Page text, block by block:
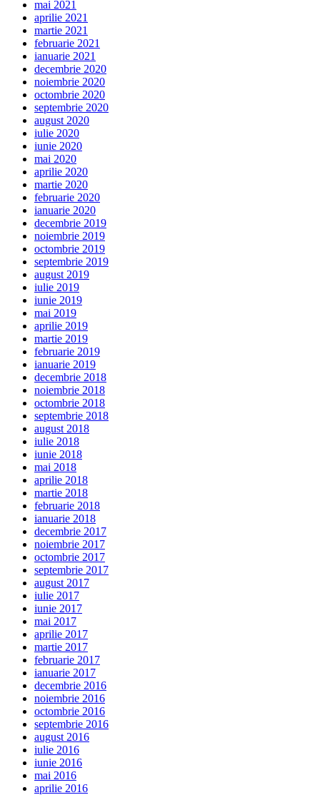
mai 2021
aprilie 2021
martie 2021
februarie 2021
ianuarie 2021
decembrie 2020
noiembrie 2020
octombrie 2020
septembrie 2020
august 2020
iulie 2020
iunie 2020
mai 2020
aprilie 2020
martie 2020
februarie 2020
ianuarie 2020
decembrie 2019
noiembrie 2019
octombrie 2019
septembrie 2019
august 2019
iulie 2019
iunie 2019
mai 2019
aprilie 2019
martie 2019
februarie 2019
ianuarie 2019
decembrie 2018
noiembrie 2018
octombrie 2018
septembrie 2018
august 2018
iulie 2018
iunie 2018
mai 2018
aprilie 2018
martie 2018
februarie 2018
ianuarie 2018
decembrie 2017
noiembrie 2017
octombrie 2017
septembrie 2017
august 2017
iulie 2017
iunie 2017
mai 2017
aprilie 2017
martie 2017
februarie 2017
ianuarie 2017
decembrie 2016
noiembrie 2016
octombrie 2016
septembrie 2016
august 2016
iulie 2016
iunie 2016
mai 2016
aprilie 2016